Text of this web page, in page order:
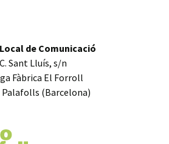
de Comunicació
C. Sant Lluís, s/n
Fàbrica El Forroll
Palafolls (Barcelona)